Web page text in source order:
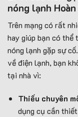
nóng lạnh
Trên mạng có rất
hay giúp bạn có thể
nóng lạnh gặp sự
về điện lạnh, bạn
tại nhà vì:
Thiếu chuyên
dụng cụ cần